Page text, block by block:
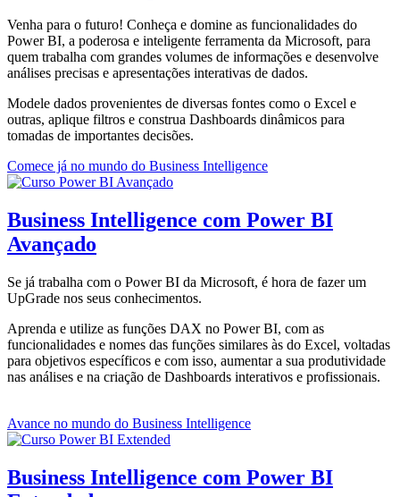
Venha para o futuro! Conheça e domine as funcionalidades do
Power BI, a poderosa e inteligente ferramenta da Microsoft, para
quem trabalha com grandes volumes de informações e desenvolve
análises precisas e apresentações interativas de dados.
Modele dados provenientes de diversas fontes como o Excel e
outras, aplique filtros e construa Dashboards dinâmicos para
tomadas de importantes decisões.
Comece já no mundo do Business Intelligence
Business Intelligence com Power BI
Avançado
Se já trabalha com o Power BI da Microsoft, é hora de fazer um
UpGrade nos seus conhecimentos.
Aprenda e utilize as funções DAX no Power BI, com as
funcionalidades e nomes das funções similares às do Excel, voltadas
para objetivos específicos e com isso, aumentar a sua produtividade
nas análises e na criação de Dashboards interativos e profissionais.
Avance no mundo do Business Intelligence
Business Intelligence com Power BI